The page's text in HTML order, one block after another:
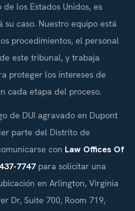
los Estados Unidos, es
su caso. Nuestro equipo está
procedimientos, el personal
este tribunal, y trabaja
proteger los intereses de
cada etapa del proceso.
de DUI agravado en Dupont
parte del Distrito de
con Law Offices Of
7747 para solicitar una
en Arlington, Virginia
Dr, Suite 700, Room 719,